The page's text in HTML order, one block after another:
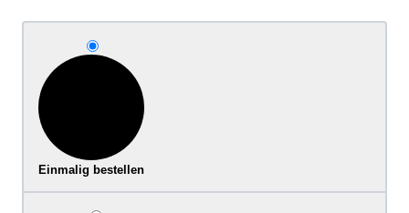
Einmalig bestellen